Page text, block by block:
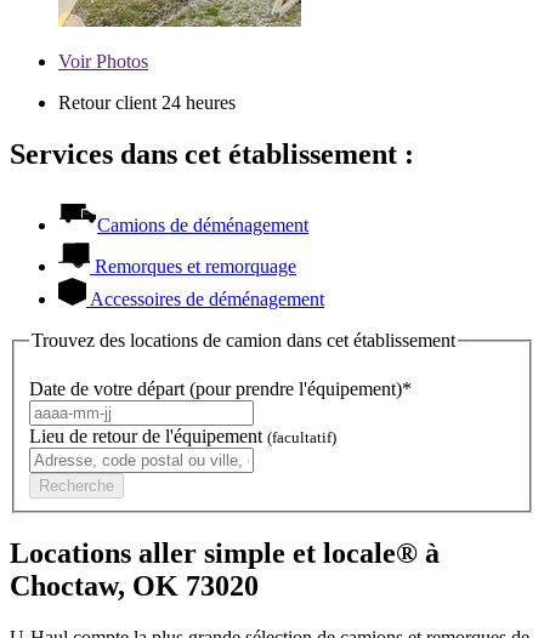
VoirPhotos
Retour client 24 heures
Services dans cet établissement :
Camions de déménagement
Remorques et remorquage
Accessoires de déménagement
Trouvez des locations de camion dans cet établissement
Date de votre départ (pour prendre l'équipement)*
Lieu de retour de l'équipement (facultatif)
Recherche
Locations aller simple et locale® à
Choctaw, OK 73020